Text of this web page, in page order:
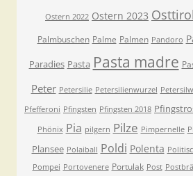
Ostern 2022 Ostern 2023 Osttirol
Palmbuschen Palme Palmen Pandoro
Paradies Pasta Pasta madre
Peter Petersilie Petersilienwurzel
Pfefferoni Pfingsten Pfingsten 2018
Phönix Pia pilgern Pilze Pimpernelle
Plansee Polaiball Poldi Polenta
Pompei Portovenere Portulak Post